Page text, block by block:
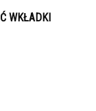
WKŁADKI